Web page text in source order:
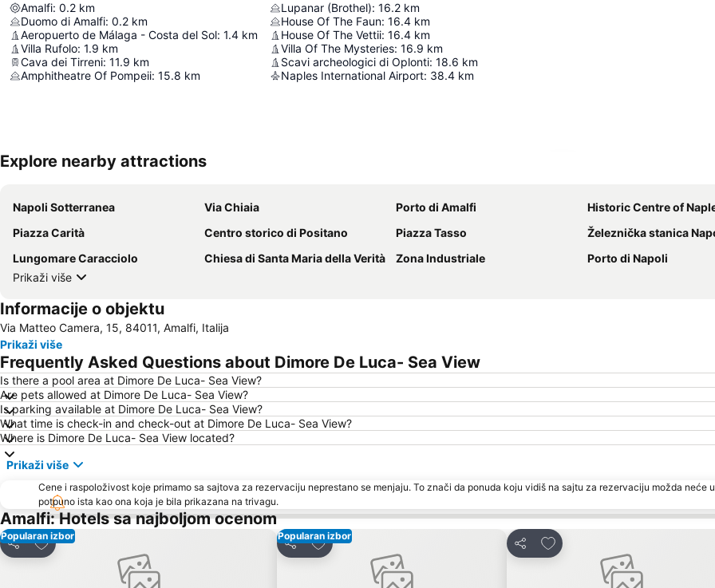
Amalfi: 0.2 km
Duomo di Amalfi: 0.2 km
Aeropuerto de Málaga - Costa del Sol: 1.4 km
Villa Rufolo: 1.9 km
Cava dei Tirreni: 11.9 km
Amphitheatre Of Pompeii: 15.8 km
Lupanar (Brothel): 16.2 km
House Of The Faun: 16.4 km
House Of The Vettii: 16.4 km
Villa Of The Mysteries: 16.9 km
Scavi archeologici di Oplonti: 18.6 km
Naples International Airport: 38.4 km
Explore nearby attractions
Napoli Sotterranea Via Chiaia Porto di Amalfi
Historic Centre of
Piazza Carità
Centro storico di Positano Piazza Tasso
Železnička stanica Napoli
Lungomare Caracciolo
Chiesa di Santa Maria della Verità Zona Industriale
Porto di Napoli
Prikaži više
Informacije o objektu
Via Matteo Camera, 15, 84011, Amalfi, Italija
Prikaži više
Frequently Asked Questions about Dimore De Luca- Sea View
Is there a pool area at Dimore De Luca- Sea View?
Are pets allowed at Dimore De Luca- Sea View?
Is parking available at Dimore De Luca- Sea View?
What time is check-in and check-out at Dimore De Luca- Sea View?
Where is Dimore De Luca- Sea View located?
Prikaži više
Cene i raspoloživost koje primamo sa sajtova za rezervaciju neprestano se menjaju. To znači da ponuda koju vidiš na sajtu za rezervaciju možda neće
potpuno ista kao ona koja je bila prikazana na trivagu.
Amalfi: Hotels sa najboljom ocenom
Popularan izbor
Deli
Dodati u favorite Popularan izbor
Deli
Dodati u favorite
Deli
Dodati u favorite